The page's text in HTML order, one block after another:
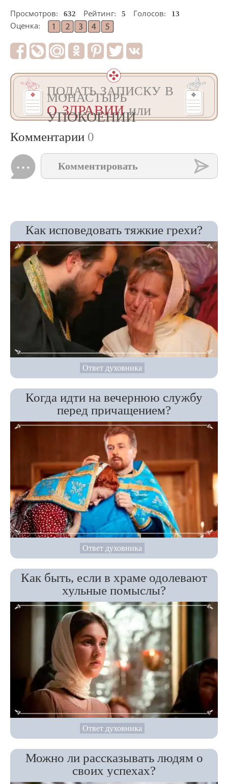
Просмотров: 632 Рейтинг: 5 Голосов:
13
Оценка:
ПОДАТЬ ЗАПИСКУ В
МОНАСТЫРЬ
О ЗДРАВИИили
УПОКОЕНИИ
Комментарии 0
Комментировать
Как исповедовать тяжкие грехи?
Ответ духовника
Когда идти на вечернюю службу
перед причащением?
Ответ духовника
Как быть, если в храме одолевают
хульные помыслы?
Ответ духовника
Можно ли рассказывать людям о
своих успехах?